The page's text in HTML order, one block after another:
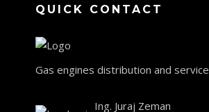
QUICK CONTACT
Gas engines distribution and service
Ing. Juraj Zeman